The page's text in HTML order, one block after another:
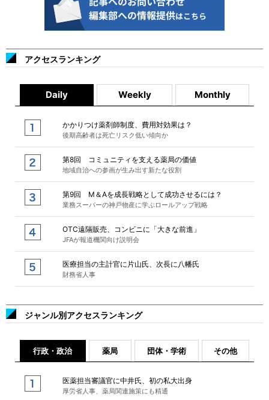
アクセスランキング
Daily Weekly Monthly
かかりつけ薬剤師制度、費用対効果は？
後期高齢者は死亡リスク低い傾向か
第8回 コミュニティを支える薬局の価値
地域自治への参画が生み出す新たな役割
第9回 M＆Aを成長戦略として成功させるには？
業務スーパーの神戸物産に学ぶロールアップ戦略
OTC遠隔販売、コンビニに「大きな前進」
JFAが報道機関向け説明会
医療担当の主計官に片山氏、次長に八幡氏
財務省人事
ジャンル別アクセスランキング
行政・政治 薬局 団体・学術 その他
医薬担当審議官に中井氏、初の私大出身
厚労省人事、薬局関連施策にも精通